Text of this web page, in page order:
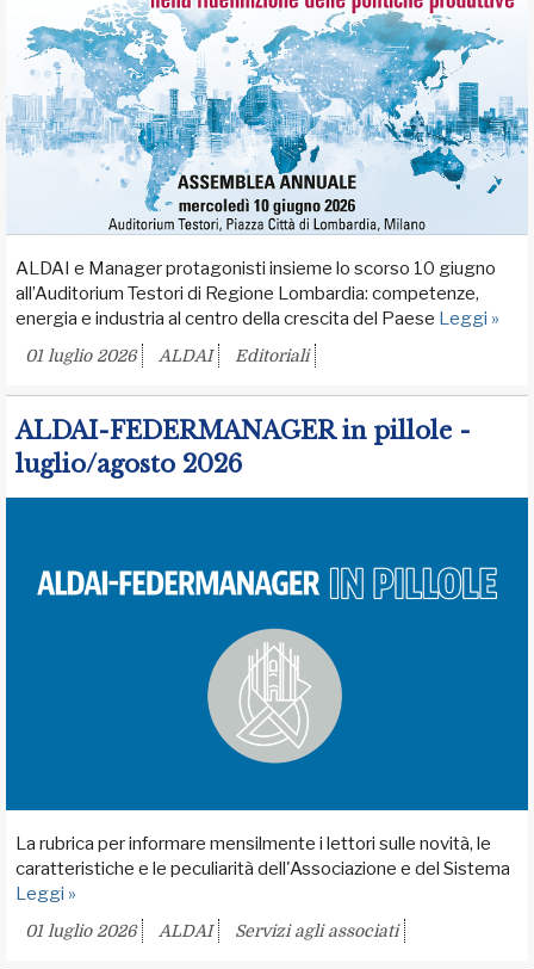
ALDAI e Manager protagonisti insieme lo scorso 10 giugno
all’Auditorium Testori di Regione Lombardia: competenze,
energia e industria al centro della crescita del Paese Leggi »
01 luglio 2026 ALDAI Editoriali
ALDAI-FEDERMANAGER in pillole -
luglio/agosto 2026
La rubrica per informare mensilmente i lettori sulle novità, le
caratteristiche e le peculiarità dell'Associazione e del Sistema
Leggi »
01 luglio 2026 ALDAI Servizi agli associati